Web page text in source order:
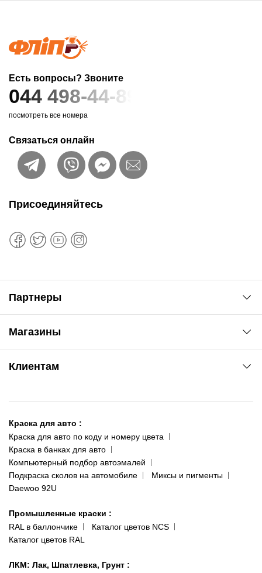
Есть вопросы? Звоните
044 498-44-89
посмотреть все номера
Связаться онлайн
Магазины
ул. Рабочая, 2-а
093 611-39-23
(ориентир: Интайм №40)
Одесса
пр-т Акад. Глушко, 29
066 554-97-70
Клиентам
Доставка и оплата
Сотрудничество
Наши публикации
Публичная оферта
Политика конфиденциальности
Присоединяйтесь
Партнеры
Краска для авто :
Краска для авто по коду и номеру цвета
Краска в банках для авто
Компьютерный подбор автоэмалей
Подкраска сколов на автомобиле
Миксы и пигменты
Daewoo 92U
Промышленные краски :
RAL в баллончике
Каталог цветов NCS
Каталог цветов RAL
ЛКМ: Лак, Шпатлевка, Грунт :